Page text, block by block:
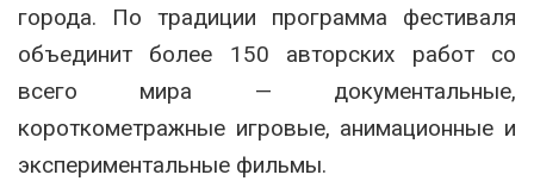
города. По традиции программа фестиваля
объединит более 150 авторских работ со
всего мира — документальные,
короткометражные игровые, анимационные и
экспериментальные фильмы.